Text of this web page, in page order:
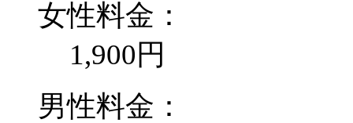
女性料金：
1,900円
男性料金：